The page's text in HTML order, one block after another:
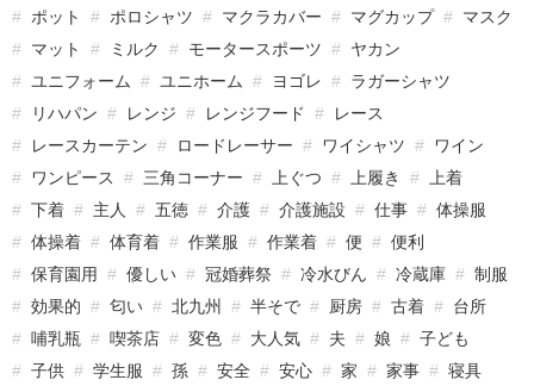
ポット
ポロシャツ マクラカバー マグカップ
マスク
マット
ミルク モータースポーツ
ヤカン
ユニフォーム
ユニホーム ヨゴレ
ラガーシャツ
リハパン
レンジ レンジフード
レース
レースカーテン
ロードレーサー ワイシャツ
ワイン
ワンピース
三角コーナー 上ぐつ 上履き
上着
下着
主人 五徳 介護 介護施設 仕事
体操服
体操着
体育着 作業服 作業着 便
便利
保育園用
優しい 冠婚葬祭 冷水びん 冷蔵庫
制服
効果的
匂い 北九州 半そで 厨房 古着
台所
哺乳瓶
喫茶店 変色 大人気 夫 娘
子ども
子供
学生服 孫 安全 安心 家 家事 寝具